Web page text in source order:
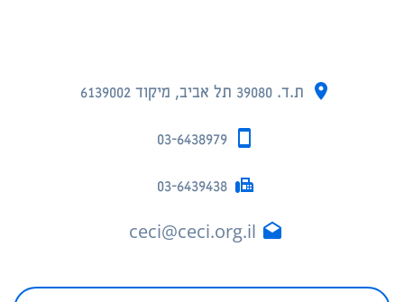
ת.ד. 39080 תל אביב, מיקוד 6139002
03-6438979
03-6439438
ceci@ceci.org.il